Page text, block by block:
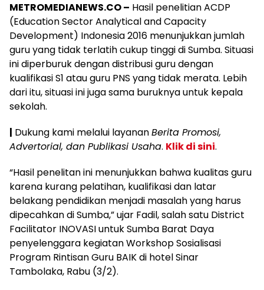
METROMEDIANEWS.CO – Hasil penelitian ACDP
(Education Sector Analytical and Capacity
Development) Indonesia 2016 menunjukkan jumlah
guru yang tidak terlatih cukup tinggi di Sumba. Situasi
ini diperburuk dengan distribusi guru dengan
kualifikasi S1 atau guru PNS yang tidak merata. Lebih
dari itu, situasi ini juga sama buruknya untuk kepala
sekolah.
| Dukung kami melalui layananBerita Promosi,
Advertorial, dan Publikasi Usaha. Klik di sini.
“Hasil penelitan ini menunjukkan bahwa kualitas guru
karena kurang pelatihan, kualifikasi dan latar
belakang pendidikan menjadi masalah yang harus
dipecahkan di Sumba,” ujar Fadil, salah satu District
Facilitator INOVASI untuk Sumba Barat Daya
penyelenggara kegiatan Workshop Sosialisasi
Program Rintisan Guru BAIK di hotel Sinar
Tambolaka, Rabu (3/2).